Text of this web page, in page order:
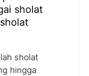
sholat
sholat
hingga